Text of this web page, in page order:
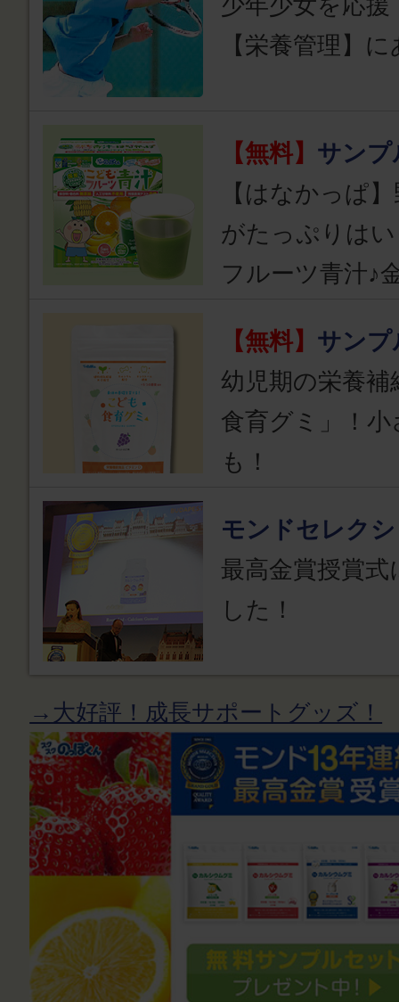
【栄養管理】
【無料】 サンプ
【はなかっぱ
がたっぷりは
フルーツ青汁♪
【無料】 サンプ
幼児期の栄養
食育グミ」！
も！
モンドセレク
最高金賞授賞
した！
→大好評！成長サポートグッズ！